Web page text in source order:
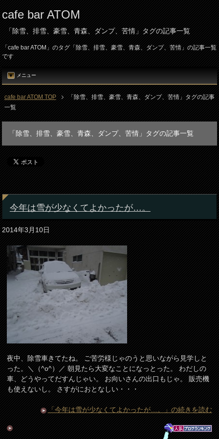
cafe bar ATOM
「除雪、排雪、豪雪、青森、ダンプ、苦情」タグの記事一覧
「cafe bar ATOM」のタグ「除雪、排雪、豪雪、青森、ダンプ、苦情」の記事一覧
です
メニュー
cafe bar ATOM TOP
「除雪、排雪、豪雪、青森、ダンプ、苦情」タグの記事
一覧
「除雪、排雪、豪雪、青森、ダンプ、苦情」タグの記事一覧
今年は雪が少なくてよかったが…。
2014年3月10日
夜中、除雪車きてたね。 ご苦労様じゃのうと思いながら見学しと
った。＼（^o^）／ 朝見たら大変なことになっとった。 わだしの
車、どうやってだすんじゃい。 お向いさんの出口もじゃ。 販売機
も使えないし。 さすがにおとなしい・・・
「今年は雪が少なくてよかったが…。」の続きを読む